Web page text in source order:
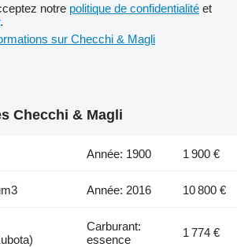
notre politique de confidentialité et
.
sur Checchi & Magli
Checchi & Magli
Année: 1900 1 900 €
Année: 2016 10 800 €
Carburant:
essence
1 774 €